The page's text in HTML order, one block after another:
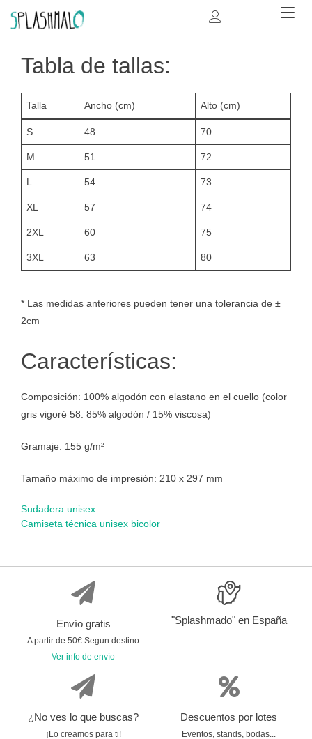
Tabla de tallas:
Talla Ancho (cm) Alto (cm)
S 48 70
M 51 72
L 54 73
XL 57 74
2XL 60 75
3XL 63 80
* Las medidas anteriores pueden tener una tolerancia de ±
2cm
Características:
Composición: 100% algodón con elastano en el cuello (color
gris vigoré 58: 85% algodón / 15% viscosa)
Gramaje: 155 g/m²
Tamaño máximo de impresión: 210 x 297 mm
Navegación
entradas
Sudadera unisex
Camiseta técnica unisex bicolor
Envío gratis
A partir de 50€ Segun destino
Ver info de envío
"Splashmado" en España
¿No ves lo que buscas?
¡Lo creamos para ti!
Descuentos por lotes
Eventos, stands, bodas...